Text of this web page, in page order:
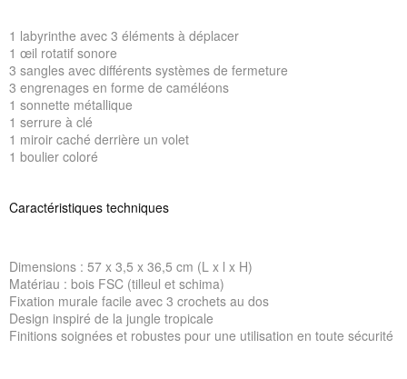
1 labyrinthe avec 3 éléments à déplacer
1 œil rotatif sonore
3 sangles avec différents systèmes de fermeture
3 engrenages en forme de caméléons
1 sonnette métallique
1 serrure à clé
1 miroir caché derrière un volet
1 boulier coloré
Caractéristiques techniques
Dimensions : 57 x 3,5 x 36,5 cm (L x l x H)
Matériau : bois FSC (tilleul et schima)
Fixation murale facile avec 3 crochets au dos
Design inspiré de la jungle tropicale
Finitions soignées et robustes pour une utilisation en toute sécurité